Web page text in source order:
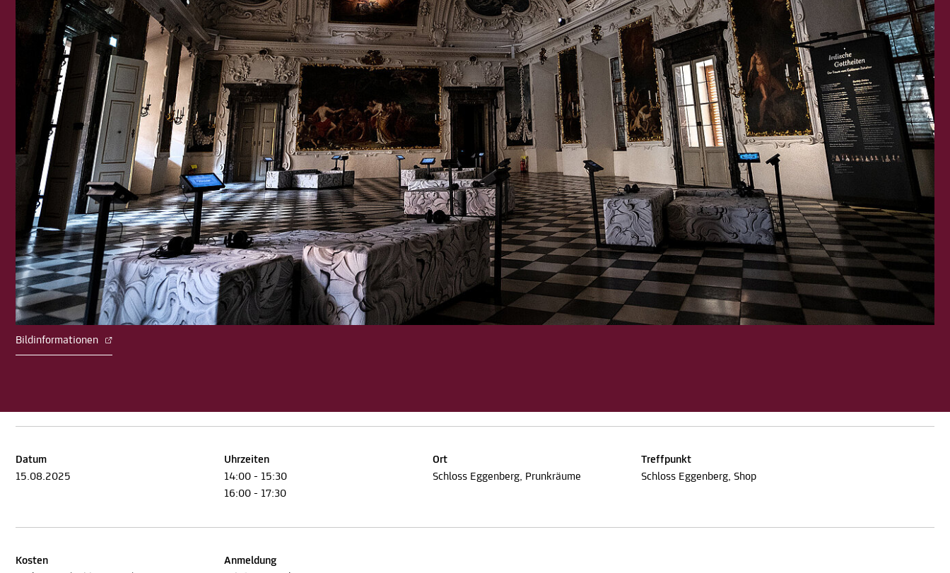
Bildinformationen
Datum
15.08.2025
Uhrzeiten
14:00 - 15:30
16:00 - 17:30
Ort
Schloss Eggenberg, Prunkräume
Treffpunkt
Schloss Eggenberg, Shop
Kosten
Anmeldung